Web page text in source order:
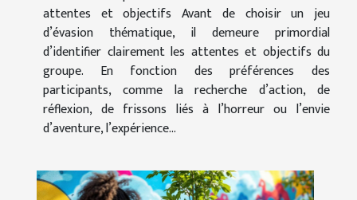
attentes et objectifs Avant de choisir un jeu
d’évasion thématique, il demeure primordial
d’identifier clairement les attentes et objectifs du
groupe. En fonction des préférences des
participants, comme la recherche d’action, de
réflexion, de frissons liés à l’horreur ou l’envie
d’aventure, l’expérience...